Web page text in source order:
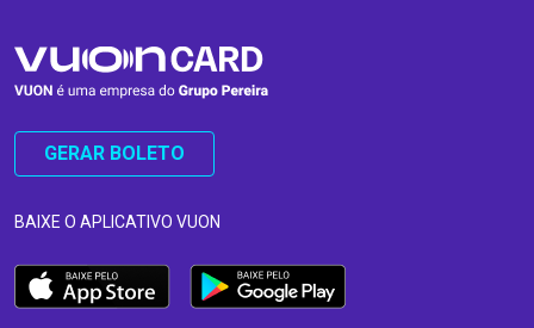
GERAR BOLETO
BAIXE O APLICATIVO VUON